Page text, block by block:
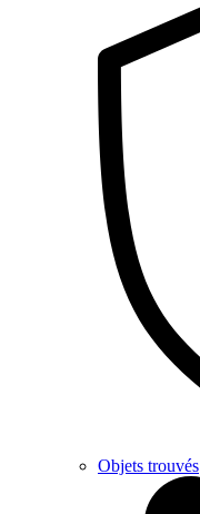
Objets trouvés